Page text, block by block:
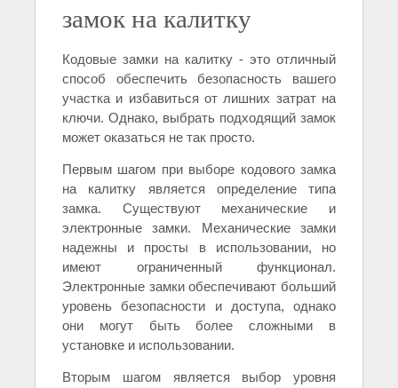
замок на калитку
Кодовые замки на калитку - это отличный
способ обеспечить безопасность вашего
участка и избавиться от лишних затрат на
ключи. Однако, выбрать подходящий замок
может оказаться не так просто.
Первым шагом при выборе кодового замка
на калитку является определение типа
замка. Существуют механические и
электронные замки. Механические замки
надежны и просты в использовании, но
имеют ограниченный функционал.
Электронные замки обеспечивают больший
уровень безопасности и доступа, однако
они могут быть более сложными в
установке и использовании.
Вторым шагом является выбор уровня